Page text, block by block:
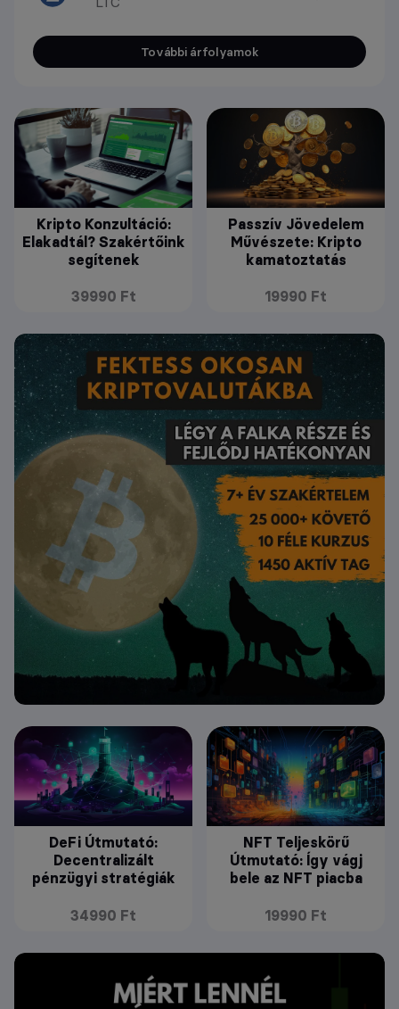
További árfolyamok
Kripto Konzultáció:
Elakadtál? Szakértőink
segítenek
39990 Ft
Passzív Jövedelem
Művészete: Kripto
kamatoztatás
19990 Ft
DeFi Útmutató:
Decentralizált
pénzügyi stratégiák
34990 Ft
NFT Teljeskörű
Útmutató: Így vágj
bele az NFT piacba
19990 Ft